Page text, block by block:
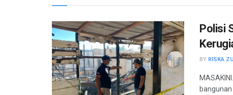
Polisi
BY RISKA